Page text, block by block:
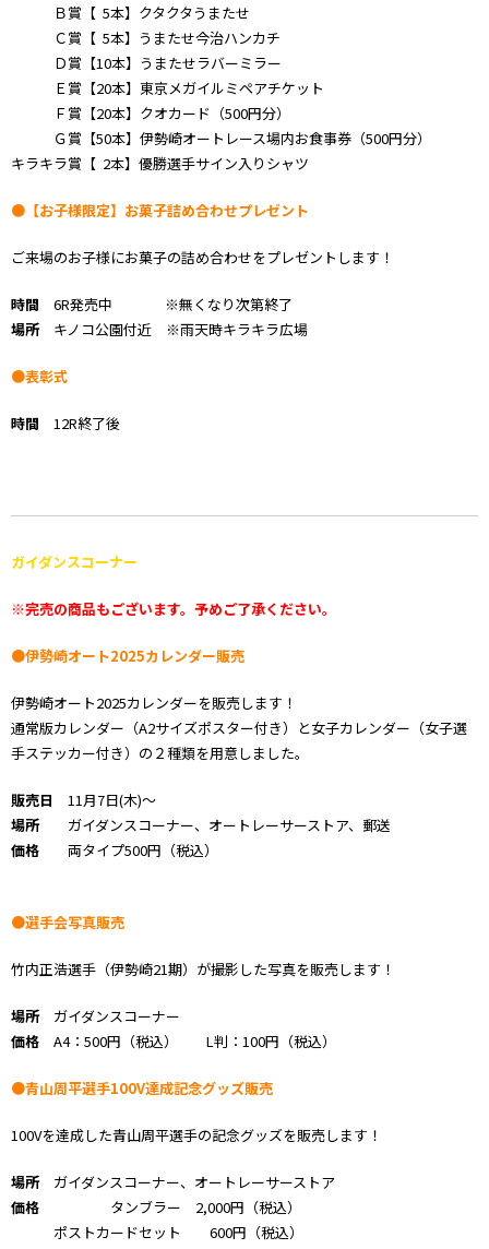
Ｂ賞【 5本】クタクタうまたせ
Ｃ賞【 5本】うまたせ今治ハンカチ
Ｄ賞【10本】うまたせラバーミラー
Ｅ賞【20本】東京メガイルミペアチケット
Ｆ賞【20本】クオカード（500円分）
Ｇ賞【50本】伊勢崎オートレース場内お食事券（500円分）
キラキラ賞【 2本】優勝選手サイン入りシャツ
●【お子様限定】お菓子詰め合わせプレゼント
ご来場のお子様にお菓子の詰め合わせをプレゼントします！
時間 6R発売中 ※無くなり次第終了
場所キノコ公園付近 ※雨天時キラキラ広場
●表彰式
時間 12R終了後
ガイダンスコーナー
※完売の商品もございます。予めご了承ください。
●伊勢崎オート2025カレンダー販売
伊勢崎オート2025カレンダーを販売します！
通常版カレンダー（A2サイズポスター付き）と女子カレンダー（女子選
手ステッカー付き）の２種類を用意しました。
販売日
11月7日(木)～
場所ガイダンスコーナー、オートレーサーストア、郵送
価格 両タイプ500円（税込）
●選手会写真販売
竹内正浩選手（伊勢崎21期）が撮影した写真を販売します！
場所ガイダンスコーナー
価格 A4：500円（税込） L判：100円（税込）
●青山周平選手100V達成記念グッズ販売
100Vを達成した青山周平選手の記念グッズを販売します！
場所ガイダンスコーナー、オートレーサーストア
価格 タンブラー 2,000円（税込）
ポストカードセット 600円（税込）